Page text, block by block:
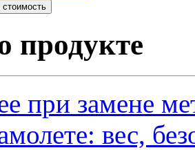
стоимость
продукте
при замене
вес,